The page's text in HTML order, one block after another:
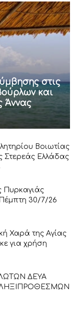
στις
και
Άννας
Βοιωτίας
Στερεάς Ελλάδας
Πυρκαγιάς
Πέμπτη 30/7/26
Χαρά της Αγίας
για χρήση
ΔΕΥΑ
ΛΗΞΙΠΡΟΘΕΣΜΩΝ